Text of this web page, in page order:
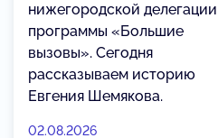
нижегородской делегации
программы «Большие
вызовы». Сегодня
рассказываем историю
Евгения Шемякова.
02.08.2026